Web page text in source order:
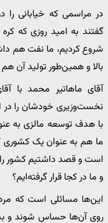
در مراسمی که خیابانی را
گفتند به امید روزی که
شروع کردیم، ما نفت هم
بالا و همین‌طور تولید آن
آقای ماهاتیر محمد با
نخست‌وزیری خودشان را در
با هدف توسعه مالزی به
ما هم به عنوان یک کشوری
است و قصد داشتیم کشور را
و ما در کجا قرار گرفته‌ایم؟
این‌ها مسائلی است که
روی آن‌ها حساس شوند و